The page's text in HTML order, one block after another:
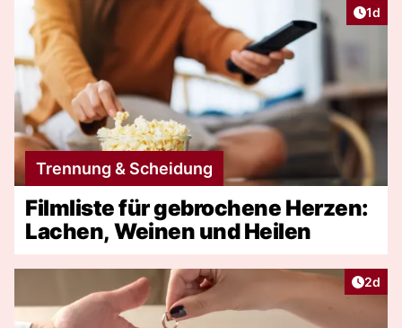
1d
Trennung & Scheidung
Filmliste für gebrochene Herzen:
Lachen, Weinen und Heilen
2d